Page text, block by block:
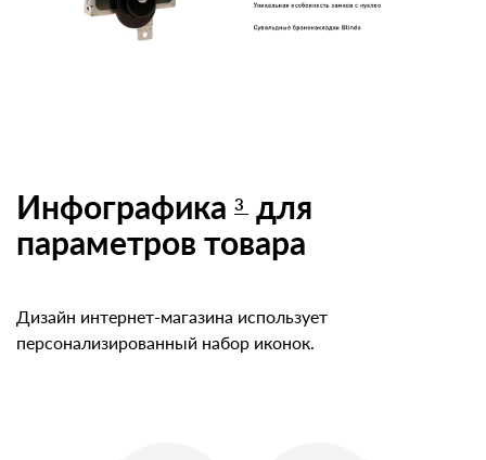
Инфографика 3
для
параметров товара
Дизайн интернет-магазина использует
персонализированный набор иконок.